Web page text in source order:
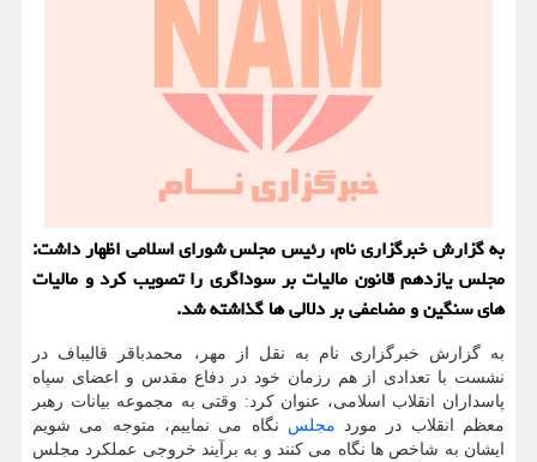
به گزارش خبرگزاری نام، رئیس مجلس شورای اسلامی اظهار داشت:
مجلس یازدهم قانون مالیات بر سوداگری را تصویب کرد و مالیات
های سنگین و مضاعفی بر دلالی ها گذاشته شد.
به گزارش خبرگزاری نام به نقل از مهر، محمدباقر قالیباف در
نشست با تعدادی از هم رزمان خود در دفاع مقدس و اعضای سپاه
پاسداران انقلاب اسلامی، عنوان کرد: وقتی به مجموعه بیانات رهبر
معظم انقلاب در مورد مجلس نگاه می نماییم، متوجه می شویم
ایشان به شاخص ها نگاه می کنند و به برآیند خروجی عملکرد مجلس